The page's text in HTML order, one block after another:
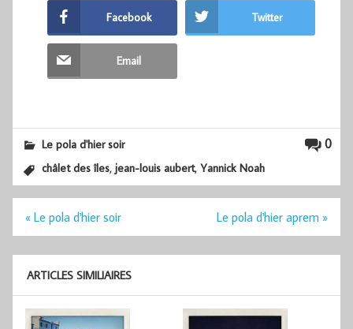
Facebook Twitter
Email
0
Le pola d'hier soir
châlet des îles,jean-louis aubert,Yannick Noah
Navigation
l’article
« Le pola d'hier soir Le pola d'hier aprem »
ARTICLES SIMILIAIRES